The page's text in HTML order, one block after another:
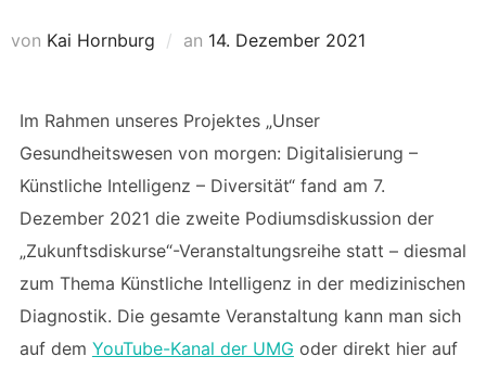
von Kai Hornburg an Veröffentlicht
14. Dezember 2021
Im Rahmen unseres Projektes „Unser
Gesundheitswesen von morgen: Digitalisierung –
Künstliche Intelligenz – Diversität“ fand am 7.
Dezember 2021 die zweite Podiumsdiskussion der
„Zukunftsdiskurse“-Veranstaltungsreihe statt – diesmal
zum Thema Künstliche Intelligenz in der medizinischen
Diagnostik. Die gesamte Veranstaltung kann man sich
auf dem YouTube-Kanal der UMG oder direkt hier auf